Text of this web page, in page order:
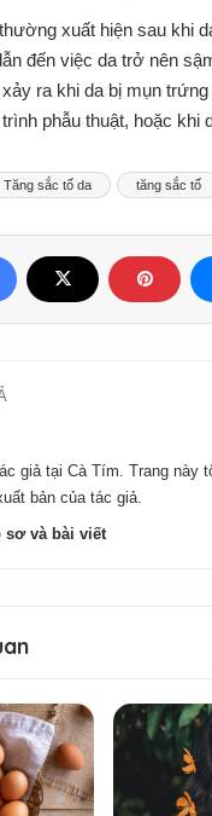
xuất hiện sau khi
đến việc da trở nên
ra khi da bị mụn trứng
phẫu thuật, hoặc khi
Tăng sắc tố da tăng sắc tố
giả tại Cà Tím. Trang này
bản của tác giả.
sơ và bài viết